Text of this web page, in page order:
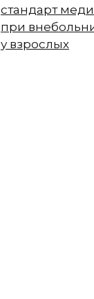
стандарт
при
у взрослых